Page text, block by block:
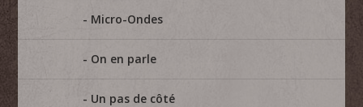
Micro-Ondes
On en parle
Un pas de côté